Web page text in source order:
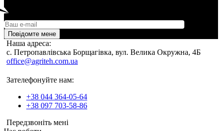
Повідомте мене
Наша адреса:
c. Петропавлівська Борщагівка, вул. Велика Окружна, 4Б
office@agriteh.com.ua
Зателефонуйте нам:
+38 044 364-05-64
+38 097 703-58-86
Передзвоніть мені